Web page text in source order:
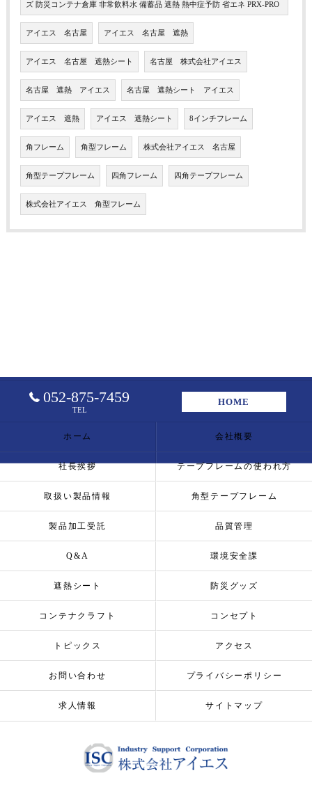
ズ 防災コンテナ倉庫 非常飲料水 備蓄品 遮熱 熱中症予防 省エネ PRX-PRO
アイエス 名古屋 アイエス 名古屋 遮熱
アイエス 名古屋 遮熱シート 名古屋 株式会社アイエス
名古屋 遮熱 アイエス 名古屋 遮熱シート アイエス
アイエス 遮熱 アイエス 遮熱シート 8インチフレーム
角フレーム 角型フレーム 株式会社アイエス 名古屋
角型テープフレーム 四角フレーム 四角テープフレーム
株式会社アイエス 角型フレーム
052-875-7459
TEL
HOME
ホーム 会社概要
社長挨拶 テープフレームの使われ方
取扱い製品情報 角型テープフレーム
製品加工受託 品質管理
Q&A 環境安全課
遮熱シート 防災グッズ
コンテナクラフト コンセプト
トピックス アクセス
お問い合わせ プライバシーポリシー
求人情報 サイトマップ